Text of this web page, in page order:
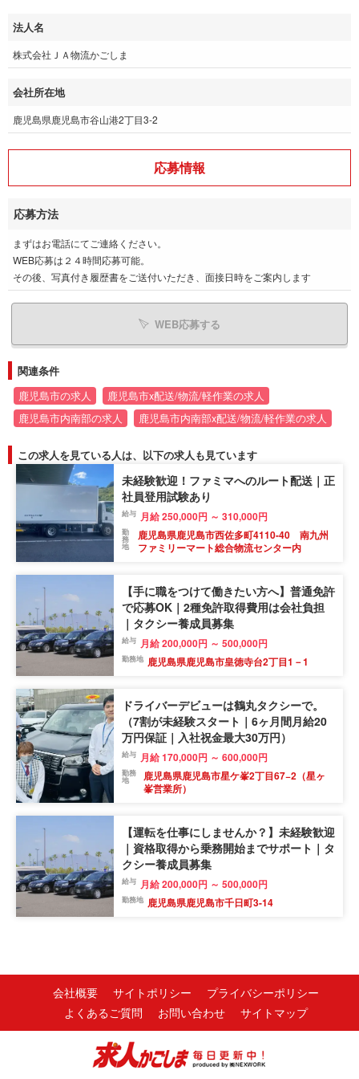
法人名
株式会社ＪＡ物流かごしま
会社所在地
鹿児島県鹿児島市谷山港2丁目3-2
応募情報
応募方法
まずはお電話にてご連絡ください。
WEB応募は２４時間応募可能。
その後、写真付き履歴書をご送付いただき、面接日時をご案内します
WEB応募する
関連条件
鹿児島市の求人
鹿児島市x配送/物流/軽作業の求人
鹿児島市内南部の求人
鹿児島市内南部x配送/物流/軽作業の求人
この求人を見ている人は、以下の求人も見ています
未経験歓迎！ファミマへのルート配送｜正
社員登用試験あり
給与 月給 250,000円 ～ 310,000円
勤
務
地
鹿児島県鹿児島市西佐多町4110-40 南九州
ファミリーマート総合物流センター内
【手に職をつけて働きたい方へ】普通免許
で応募OK｜2種免許取得費用は会社負担
｜タクシー養成員募集
給与 月給 200,000円 ～ 500,000円
勤務地 鹿児島県鹿児島市皇徳寺台2丁目1－1
ドライバーデビューは鶴丸タクシーで。
（7割が未経験スタート｜6ヶ月間月給20
万円保証｜入社祝金最大30万円）
給与 月給 170,000円 ～ 600,000円
勤務
地
鹿児島県鹿児島市星ケ峯2丁目67−2（星ヶ
峯営業所）
【運転を仕事にしませんか？】未経験歓迎
｜資格取得から乗務開始までサポート｜タ
クシー養成員募集
給与 月給 200,000円 ～ 500,000円
勤務地 鹿児島県鹿児島市千日町3-14
会社概要 サイトポリシー
プライバシーポリシー
よくあるご質問
お問い合わせ サイトマップ